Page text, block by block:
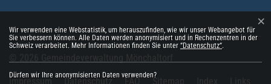
Toolbar
Impressum Datenschutz FAQ Sitemap
Webstatistik
Wir verwenden eine Webstatistik, um herauszufinden, wie wir unser Webangebot für
Sie verbessern können. Alle Daten werden anonymisiert und in Rechenzentren in der
Schweiz verarbeitet. Mehr Informationen finden Sie unter “Datenschutz“.
Dürfen wir Ihre anonymisierten Daten verwenden?
×